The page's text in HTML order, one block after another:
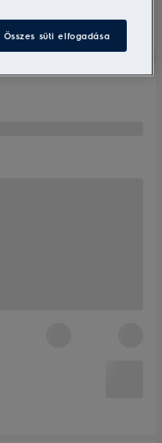
Összes süti elfogadása